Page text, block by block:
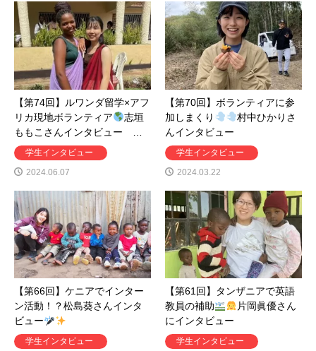
【第74回】ルワンダ留学×アフ
リカ現地ボランティア
志垣
ももこさんインタビュー …
学生インタビュー
2024.06.07
【第70回】ボランティアに参
加しまくり
村中ひかりさ
んインタビュー
学生インタビュー
2024.03.22
【第66回】ケニアでインター
ン活動！？松島葵さんインタ
ビュー
学生インタビュー
【第61回】タンザニアで英語
教員の補助
片岡眞優さん
にインタビュー
学生インタビュー